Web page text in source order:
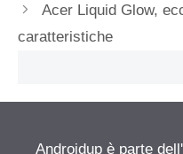
Acer Liquid Glow,
caratteristiche
Androidup è parte